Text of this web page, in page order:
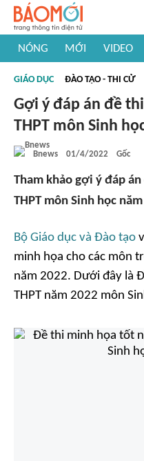
NÓNG MỚI VIDEO
#Khám phá thế giới
GIÁO DỤC ĐÀO TẠO - THI CỬ
Gợi ý đáp án đề
THPT môn Sinh
Bnews 01/4/2022 Gốc
Tham khảo gợi ý đáp
THPT môn Sinh học
Bộ Giáo dục và Đào tạo
minh họa cho các môn
năm 2022. Dưới đây là
THPT năm 2022 môn